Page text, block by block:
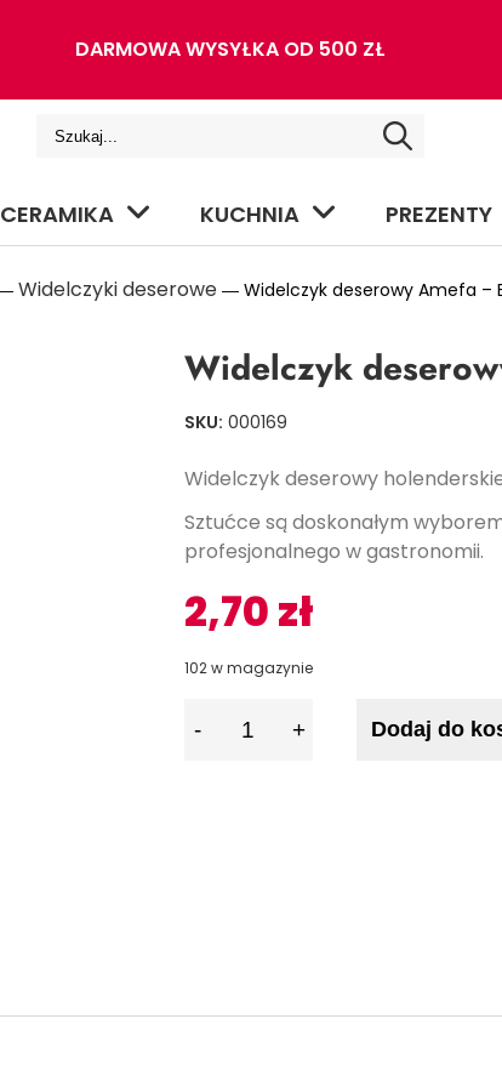
DARMOWA WYSYŁKA OD 500 ZŁ
CERAMIKA KUCHNIA PREZENTY
Widelczyki deserowe ― Widelczyk deserowy Amefa –
Widelczyk
SKU: 000169
Widelczyk deserowy
Sztućce są doskonałym
profesjonalnego w gastronomii.
2,70zł
102 w magazynie
Dodaj do